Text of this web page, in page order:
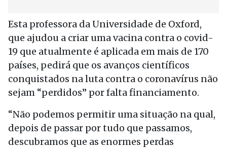
Esta professora da Universidade de Oxford,
que ajudou a criar uma vacina contra o covid-
19 que atualmente é aplicada em mais de 170
países, pedirá que os avanços científicos
conquistados na luta contra o coronavírus não
sejam “perdidos” por falta financiamento.
“Não podemos permitir uma situação na qual,
depois de passar por tudo que passamos,
descubramos que as enormes perdas